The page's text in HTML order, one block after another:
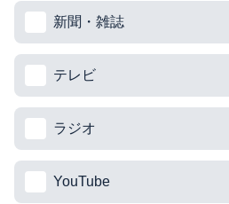
新聞・雑誌
テレビ
ラジオ
YouTube